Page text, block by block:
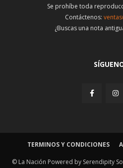
Se prohíbe toda
Contáctenos:
¿Buscas una nota
TERMINOS Y CONDICIONES
© La Nación Powered by Serendipity